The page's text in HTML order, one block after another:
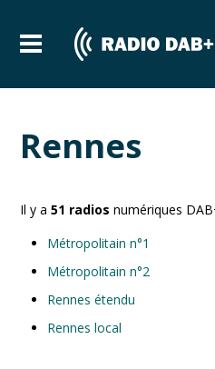
Rennes
Il y a51 radios numériques
Métropolitain n°1
Métropolitain n°2
Rennes étendu
Rennes local